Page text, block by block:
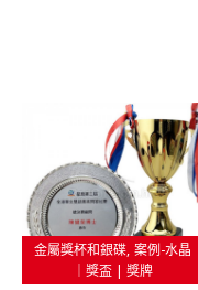
金屬獎杯和銀碟 案例-水晶
｜獎盃 | 獎牌